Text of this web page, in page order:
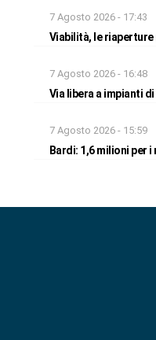
7 Agosto 2026 - 17:43
Viabilità, le
7 Agosto 2026 - 16:48
Via libera a impianti
7 Agosto 2026 - 15:59
Bardi: 1,6 milioni per